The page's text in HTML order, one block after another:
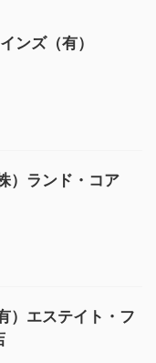
ズ（有）
）ランド・コア
エステイト・フ